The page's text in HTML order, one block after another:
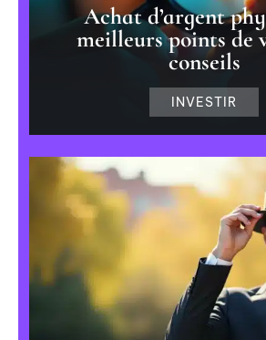
Achat d’argent
meilleurs points de
conseils
INVESTIR